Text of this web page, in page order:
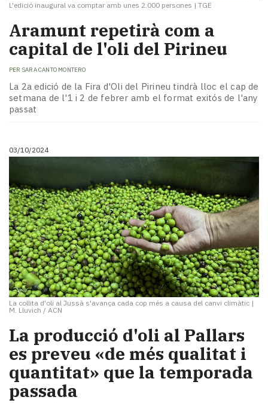
L'edició inaugural va comptar amb unes 2.000 persones | TGE
Aramunt repetirà com a
capital de l'oli del Pirineu
PER SARA CANTO MONTERO
La 2a edició de la Fira d'Oli del Pirineu tindrà lloc el cap de
setmana de l'1 i 2 de febrer amb el format exitós de l'any
passat
03/10/2024
La collita d'oli al Jussà s'avança cada cop més a causa del canvi climàtic |
M. Lluvich / ACN
La producció d'oli al Pallars
es preveu «de més qualitat i
quantitat» que la temporada
passada